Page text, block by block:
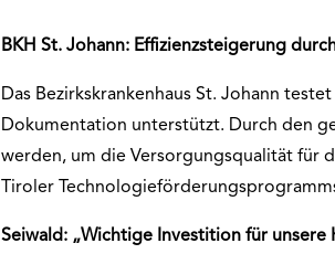
BKH St. Johann: Effizienzsteigerung
Das Bezirkskrankenhaus St. Johann
Dokumentation unterstützt. Durch den
werden, um die Versorgungsqualität für
Tiroler
Seiwald: „Wichtige Investition für unsere